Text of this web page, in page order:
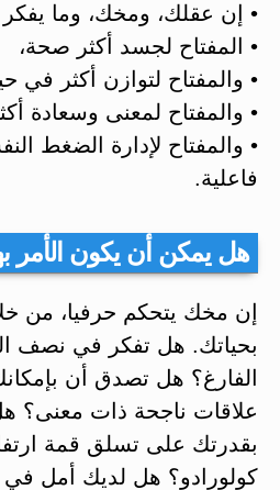
• إن عقلك، ومخك، وما
• المفتاح لجسد أكثر صحة،
• والمفتاح لتوازن أكثر في
• والمفتاح لمعنى وسعادة
• والمفتاح لإدارة الضغط
فاعلية.
هل يمكن أن يكون الأمر
إن مخك يتحكم حرفيا، من
بحياتك. هل تفكر في نصف
الفارغ؟ هل تصدق أن
علاقات ناجحة ذات معنى؟
كولورادو؟ هل لديك أمل